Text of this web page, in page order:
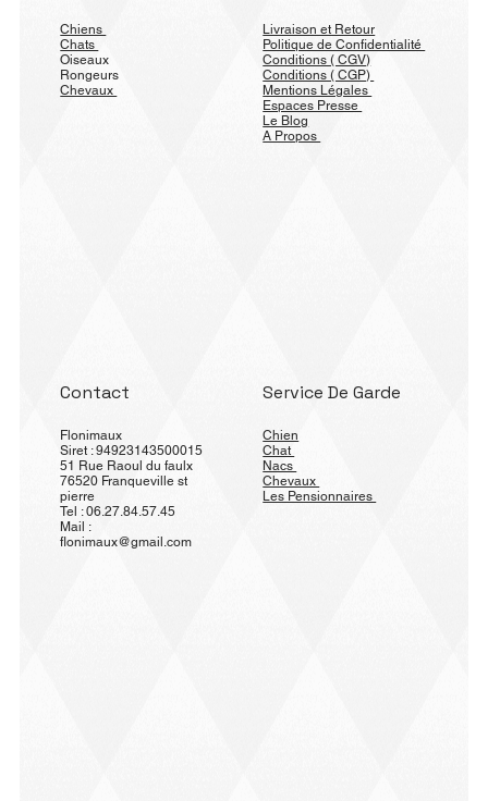
Chiens
Chats
Oiseaux
Rongeurs
Chevaux
Livraison et Retour
Politique de Confidentialité
Conditions ( CGV)
Conditions ( CGP)
Mentions Légales
Espaces Presse
Le Blog
A Propos
Contact
Flonimaux
Siret : 94923143500015
51 Rue Raoul du faulx
76520 Franqueville st
pierre
Tel : 06.27.84.57.45
Mail :
flonimaux@gmail.com
Service De Garde
Chien
Chat
Nacs
Chevaux
Les Pensionnaires